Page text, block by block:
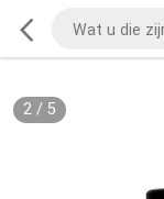
2/ 5